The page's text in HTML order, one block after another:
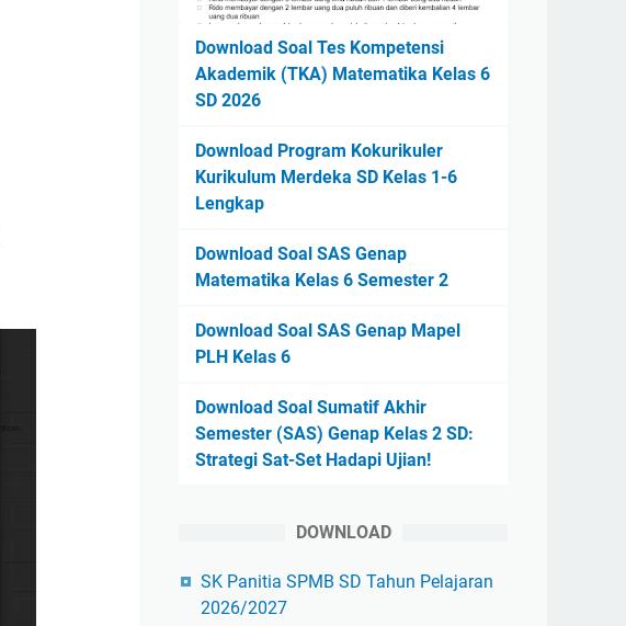
Download Soal Tes Kompetensi
Akademik (TKA) Matematika Kelas 6
SD 2026
Download Program Kokurikuler
Kurikulum Merdeka SD Kelas 1-6
Lengkap
Download Soal SAS Genap
Matematika Kelas 6 Semester 2
Download Soal SAS Genap Mapel
PLH Kelas 6
Download Soal Sumatif Akhir
Semester (SAS) Genap Kelas 2 SD:
Strategi Sat-Set Hadapi Ujian!
DOWNLOAD
SK Panitia SPMB SD Tahun Pelajaran
2026/2027